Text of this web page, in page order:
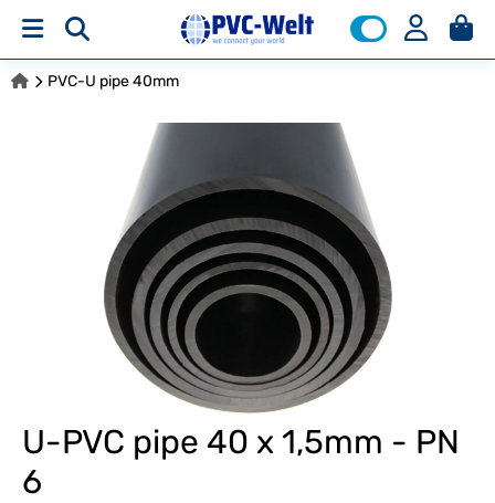
PVC-U pipe 40mm
U-PVC pipe 40 x 1,5mm - PN
6